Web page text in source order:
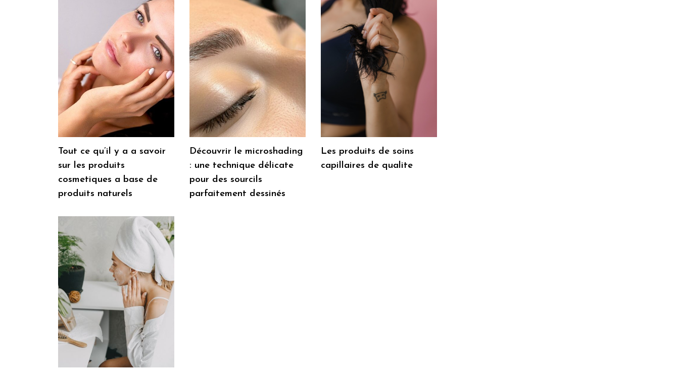
Tout ce qu’il y a a savoir
sur les produits
cosmetiques a base de
produits naturels
Découvrir le microshading
: une technique délicate
pour des sourcils
parfaitement dessinés
Les produits de soins
capillaires de qualite